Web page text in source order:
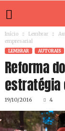
Início Lembrar
empresarial
LEMBRAR AUTORAIS
Reforma
estratégia
19/10/2016 4